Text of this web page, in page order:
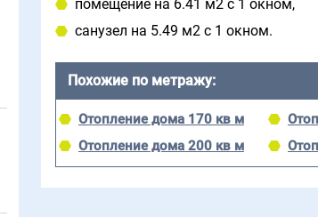
помещение на 6.41 м2 с 1 окном,
санузел на 5.49 м2 с 1 окном.
Похожие по метражу:
Отопление дома 170 кв м
Отопление дома 200 кв м